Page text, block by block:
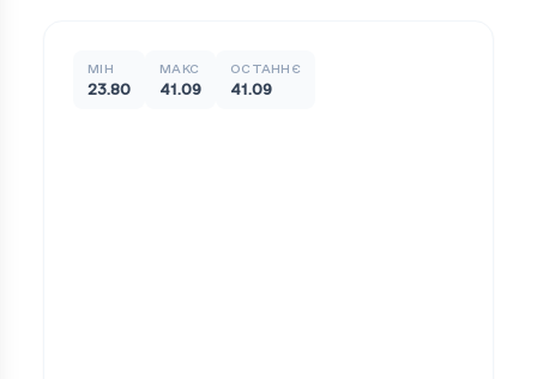
МІН
23.80
МАКС
41.09
ОСТАННЄ
41.09